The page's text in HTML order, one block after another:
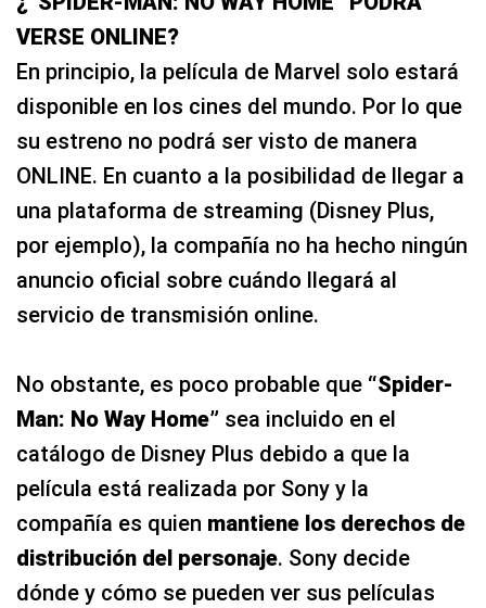
VERSE ONLINE?
En principio, la película de Marvel solo estará
disponible en los cines del mundo. Por lo que
su estreno no podrá ser visto de manera
ONLINE. En cuanto a la posibilidad de llegar a
una plataforma de streaming (Disney Plus,
por ejemplo), la compañía no ha hecho ningún
anuncio oficial sobre cuándo llegará al
servicio de transmisión online.
No obstante, es poco probable que “Spider-
Man: No Way Home” sea incluido en el
catálogo de Disney Plus debido a que la
película está realizada por Sony y la
compañía es quien mantiene los derechos de
distribución del personaje. Sony decide
dónde y cómo se pueden ver sus películas